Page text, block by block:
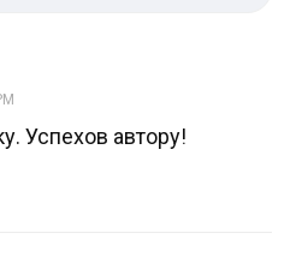
Успехов автору!